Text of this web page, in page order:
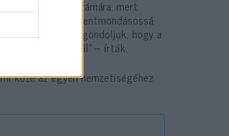
számára, mert
szerint ez ellentmondásossá
„Úgy gondoljuk, hogy a
ország határainál” – írták.
köze az egyén nemzetiségéhez